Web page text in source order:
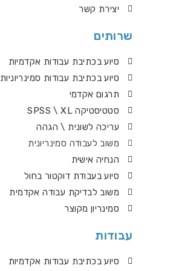
יצירת קשר
שרותים
סיוע בכתיבת עבודות אקדמיות
סיוע בכתיבת עבודות סמינריוניות
תרגום אקדמי
סטטיסטיקה SPSS \ XL
עריכה לשונית \ הגהה
משוב לעבודה סמינריונית
הנחיה אישית
סיוע בעבודת דוקטור בחול
משוב לבדיקת עבודה אקדמית
סמינריון מקוצר
עבודות
סיוע בכתיבת עבודות אקדמיות